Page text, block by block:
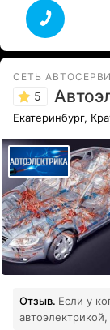
СЕТЬ
5
Екатеринбург,
Отзыв. Если у